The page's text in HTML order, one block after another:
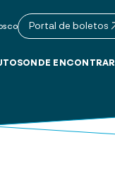
Portal de boletos
ONDE ENCONTRAR